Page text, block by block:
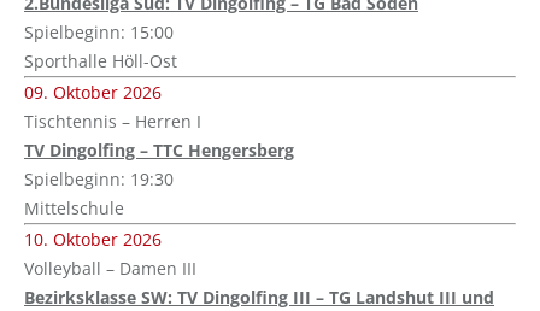
Spielbeginn: 15:00
Sporthalle Höll-Ost
09. Oktober 2026
Tischtennis – Herren I
TV Dingolfing – TTC Hengersberg
Spielbeginn: 19:30
Mittelschule
10. Oktober 2026
Volleyball – Damen III
Bezirksklasse SW: TV Dingolfing III – TG Landshut III und